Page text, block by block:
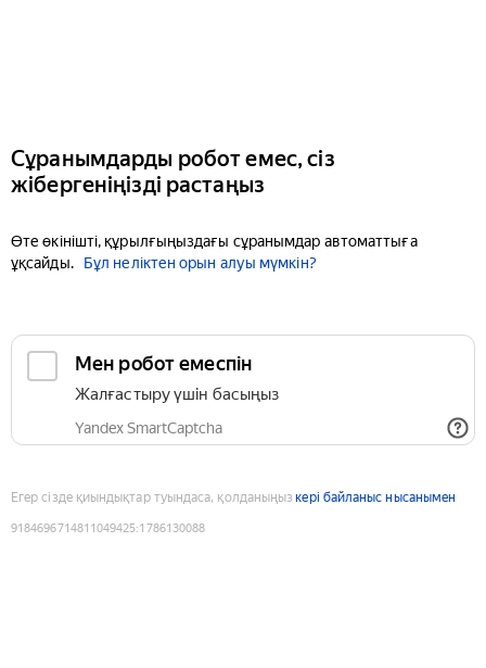
Сұранымдарды робот емес, сіз
жібергеніңізді растаңыз
Өте өкінішті, құрылғыңыздағы сұранымдар автоматтыға
ұқсайды.
Бұл неліктен орын алуы мүмкін?
Мен робот емеспін
Жалғастыру үшін басыңыз
Yandex SmartCaptcha
Егер сізде қиындықтар туындаса, қолданыңыз кері байланыс нысанымен
9184696714811049425:1786130088